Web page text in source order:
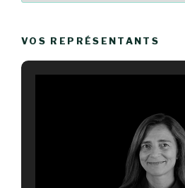
VOS REPRÉSENTANTS